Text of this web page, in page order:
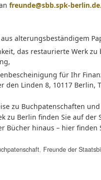
freunde@sbb.spk-berlin.de
alterungsbeständigem
das restaurierte Werk
für Ihr
den Linden 8, 10117 Berlin,
zu Buchpatenschaften
zu Berlin finden Sie auf der
Bücher hinaus – hier
, Freunde der